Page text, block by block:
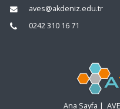
aves@akdeniz.edu.tr
0242 310 16 71
Ana Sayfa |